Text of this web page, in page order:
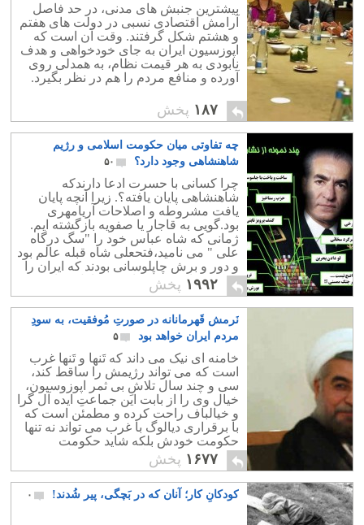
بیشترین جنبش های مدنی، در حد فاصل
آرامش اقتصادی نسبی در دولت های هفتم
و هشتم شکل گرفتند. وقت آن است که
اپوزسیون ایران به جای خودخواهی و هدف
نابودی به هر قیمت نظام، به همدلی روی
آورده و منافع مردم را هم در نظر بگیرد.
۱۸۷ پخش
چه تفاوتی میان حکومت اسلامی و رژیم
شاهنشاهی وجود دارد؟
۵۰
چرا کسانی با حسرت ادعا دارندکه
شاهنشاهی پایان یافته؟. زیرا آنچه پایان
یافت مشروطه و اصلاحات آریامهری
بود.گویی به قاجار یا صفویه بازگشته ایم.
ژمانی که شاه عباس خود را "سگ درگاه
علی " می نامید،فتحعلی شاه قبله عالم بود
و دور و برش چاپلوسانی بودند که ایران را
مرکز جهان و شاه را قدرت اول دنیا می
نامیدند.
۱۹۹۲ پخش
نَرمش قَهرمانانه در صورتِ مُوفقیت، به سودِ
مردم ایران خواهد بود
۵
خامنه ای نیک می داند که تَنها و تَنها غرب
است که می تواند رژیمش را ساقط کند،
سی و چند سال تلاشِ بی ثمر اپوزوسیون،
خیال وی را از بابت این جماعتِ ایده آل گرا
و خیالباف راحت کرده و مطمئن است که
با برقراری دیالوگ با غرب می تواند نه تنها
حکومت خودش بلکه شاید حکومت
فرزندش مجتبی را نیز تضمین نماید!
۱۶۷۷ پخش
کودکانِ کار؛ آنان که در بَچگی، پیر شُدند! ۰